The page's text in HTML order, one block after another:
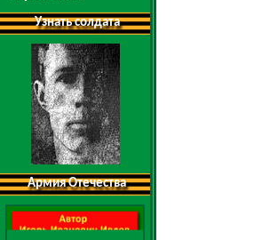
Узнать солдата
Армия Отечества